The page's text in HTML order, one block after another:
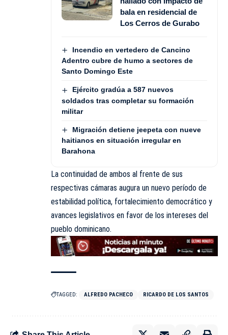
bala en residencial de
Los Cerros de Gurabo
Incendio en vertedero de Cancino
Adentro cubre de humo a sectores de
Santo Domingo Este
Ejército gradúa a 587 nuevos
soldados tras completar su formación
militar
Migración detiene jeepeta con nueve
haitianos en situación irregular en
Barahona
La continuidad de ambos al frente de sus
respectivas cámaras augura un nuevo período de
estabilidad política, fortalecimiento democrático y
avances legislativos en favor de los intereses del
pueblo dominicano.
TAGGED: ALFREDO PACHECO RICARDO DE LOS SANTOS